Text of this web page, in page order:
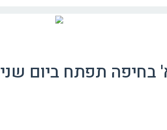
בחיפה תפתח ביום שני